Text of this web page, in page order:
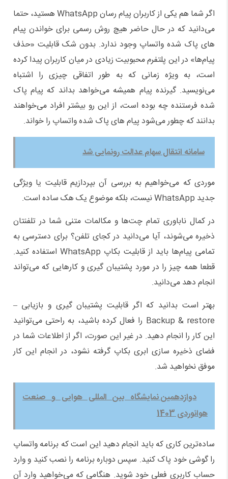
اگر شما هم یکی از کاربران پیام رسان WhatsApp هستید، حتما
می‌دانید که در حال حاضر هیچ روش رسمی برای خواندن پیام
های پاک شده واتساپ وجود ندارد. بدون شک قابلیت «حذف
پیام‌ها» در این پلتفرم محبوبیت زیادی در میان کاربران پیدا کرده
است، به ویژه زمانی که به طور اتفاقی چیزی را اشتباه
می‌نویسید. گیرنده پیام همیشه می‌خواهد بداند که پیام پاک
شده فرستنده چه بوده است، از این رو بیشتر افراد می‌خواهند
بدانند که چطور می‌شود پیام های پاک شده واتساپ را خواند.
سامانه انتقال سهام عدالت رونمایی شد
موردی که می‌خواهیم به بررسی آن بپردازیم قابلیت یا ویژگی
جدید WhatsApp نیست، بلکه موضوع یک هک ساده است.
در کمال ناباوری تمام چت‌ها و مکالمات متنی شما در تلفنتان
ذخیره می‌شوند، آیا می‌دانید در کجای تلفن؟ برای دسترسی به
تمامی پیام‌ها باید از قابلیت بکاپ WhatsApp استفاده کنید.
قطعا همه چیز را در مورد پشتیبان گیری و کارهایی که می‌تواند
انجام دهد می‌دانید.
بهتر است بدانید که اگر قابلیت پشتیبان گیری و بازیابی –
Backup & restore را فعال کرده باشید، به راحتی می‌توانید
این کار را انجام دهید. در غیر این صورت، اگر از اطلاعات شما در
فضای ذخیره سازی ابری بکاپ گرفته نشود، در انجام این کار
موفق نخواهید شد.
دوازدهمین نمایشگاه بین المللی هوایی و صنعت
هوانوردی 1403
ساده‌ترین کاری که باید انجام دهید این است که برنامه واتساپ
را گوشی خود پاک کنید. سپس دوباره برنامه را نصب کنید و وارد
حساب کاربری فعلی خود شوید. هنگامی که می‌خواهید وارد آن